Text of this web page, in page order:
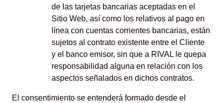
de las tarjetas bancarias aceptadas en el
Sitio Web, así como los relativos al pago en
línea con cuentas corrientes bancarias, están
sujetos al contrato existente entre el Cliente
y el banco emisor, sin que a RIVAL le quepa
responsabilidad alguna en relación con los
aspectos señalados en dichos contratos.
El consentimiento se entenderá formado desde el